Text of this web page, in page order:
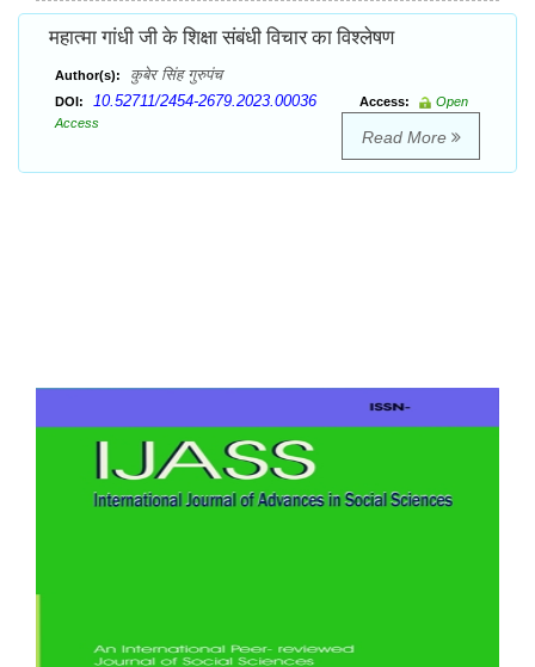
महात्मा गांधी जी के शिक्षा संबंधी विचार का विश्लेषण
Author(s): कुबेर सिंह गुरुपंच
DOI: 10.52711/2454-2679.2023.00036 Access:
Open
Access
Read More